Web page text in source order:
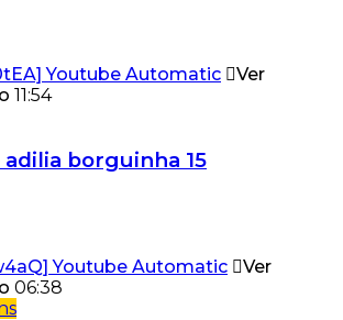
Ver
11:54
borguinha 15
Ver
06:38